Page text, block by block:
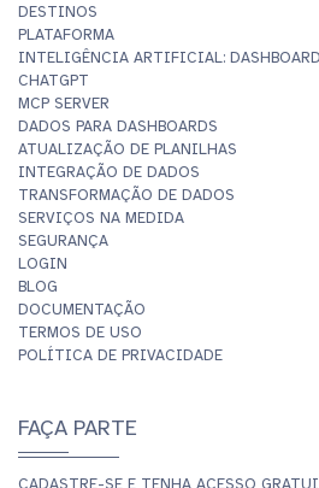
DESTINOS
PLATAFORMA
INTELIGÊNCIA ARTIFICIAL:
CHATGPT
MCP SERVER
DADOS PARA DASHBOARDS
ATUALIZAÇÃO DE PLANILHAS
INTEGRAÇÃO DE DADOS
TRANSFORMAÇÃO DE DADOS
SERVIÇOS NA MEDIDA
SEGURANÇA
LOGIN
BLOG
DOCUMENTAÇÃO
TERMOS DE USO
POLÍTICA DE PRIVACIDADE
FAÇA PARTE
CADASTRE-SE E TENHA ACESSO